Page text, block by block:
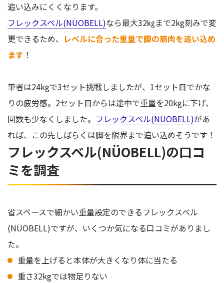
追い込みにくくなります。
フレックスベル(NÜOBELL)なら最大32㎏まで2kg刻みで変
更できるため、 レベルに合った重量で脚の筋肉を追い込め
ます ！
筆者は24kgで3セット挑戦しましたが、1セット目でかな
りの疲労感。2セット目からは途中で重量を20kgに下げ、
回数も少なくしました。 フレックスベル(NÜOBELL)があ
れば、この先しばらくは脚を限界まで追い込めそうです！
フレックスベル(NÜOBELL)の口コ
ミを調査
省スペースで細かい重量設定のできるフレックスベル
(NÜOBELL)ですが、いくつか気になる口コミがありまし
た。
重量を上げると本体が大きくなり体に当たる
重さ32kgでは物足りない